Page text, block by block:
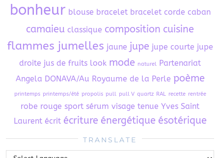
bonheur blouse bracelet bracelet corde caban
camaieu classique composition cuisine
flammes jumelles jaune jupe jupe courte jupe
droite jus de fruits look mode naturel
Partenariat
Angela DONAVA/Au Royaume de la Perle poème
printemps printemps/été propolis pull pull V quartz RAL recette rentrée
robe rouge sport sérum visage tenue Yves Saint
Laurent écrit écriture énergétique ésotérique
TRANSLATE